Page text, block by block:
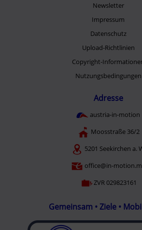
Newsletter
Impressum
Datenschutz
Upload-Richtlinien
Copyright-
Nutzungsbedingungen
Adresse
austria-in-motion
Moosstraße 36/2
5201 Seekirchen a.
office@in-
ZVR 029823161
Gemeinsam • Ziele •